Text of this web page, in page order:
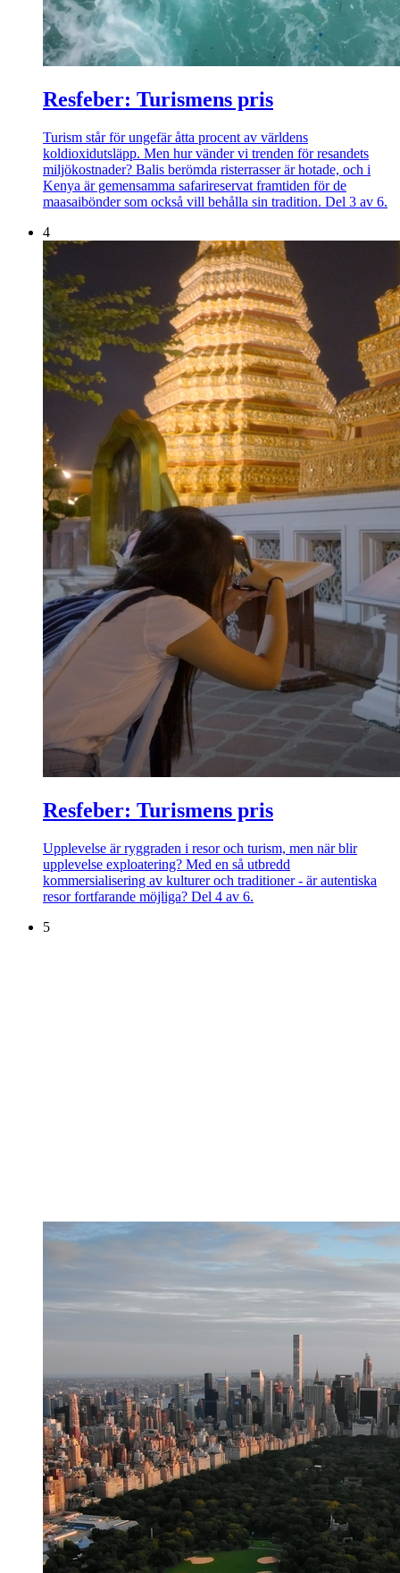
Resfeber: Turismens pris
Turism står för ungefär åtta procent av världens
koldioxidutsläpp. Men hur vänder vi trenden för resandets
miljökostnader? Balis berömda risterrasser är hotade, och i
Kenya är gemensamma safarireservat framtiden för de
maasaibönder som också vill behålla sin tradition. Del 3 av 6.
4
Resfeber: Turismens pris
Upplevelse är ryggraden i resor och turism, men när blir
upplevelse exploatering? Med en så utbredd
kommersialisering av kulturer och traditioner - är autentiska
resor fortfarande möjliga? Del 4 av 6.
5